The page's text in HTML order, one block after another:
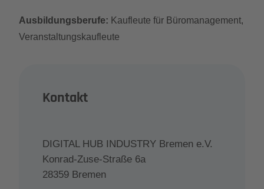
Ausbildungsberufe: Kaufleute für Büromanagement,
Veranstaltungskaufleute
Kontakt
DIGITAL HUB INDUSTRY Bremen e.V.
Konrad-Zuse-Straße 6a
28359 Bremen